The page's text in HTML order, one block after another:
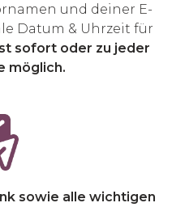
und deiner E-
Datum & Uhrzeit für
sofort oder zu jeder
möglich.
sowie alle wichtigen